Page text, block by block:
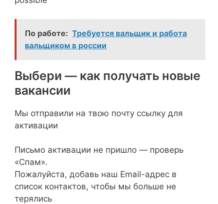
По работе: Требуется вальщик и работа
вальщиком в россии
Выбери — как получать новые
вакансии
Мы отправили на твою почту ссылку для
активации
Письмо активации не пришло — проверь
«Спам».
Пожалуйста, добавь наш Email-адрес в
список контактов, чтобы мы больше не
терялись